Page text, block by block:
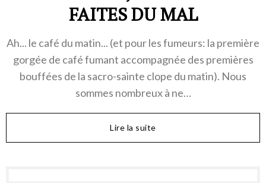
FAITES DU MAL
Ah... le café du matin... (et pour les fumeurs: la première
gorgée de café fumant accompagnée des premières
bouffées de la sacro-sainte clope du matin). Nous
sommes nombreux à ne…
Lire la suite